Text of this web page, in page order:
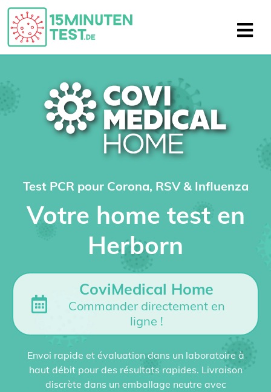
Test PCR pour Corona, RSV & Influenza
Votre home test en
Herborn
CoviMedical Home
Commander directement en
ligne !
Envoi rapide et évaluation dans un laboratoire à
haut débit pour des résultats rapides. Livraison
discrète dans un emballage neutre avec